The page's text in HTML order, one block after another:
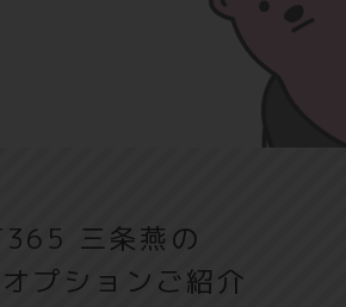
三条燕の
プションご紹介